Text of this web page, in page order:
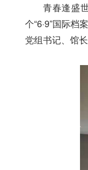
青春逢盛
个“6·9”国际档
党组书记、馆